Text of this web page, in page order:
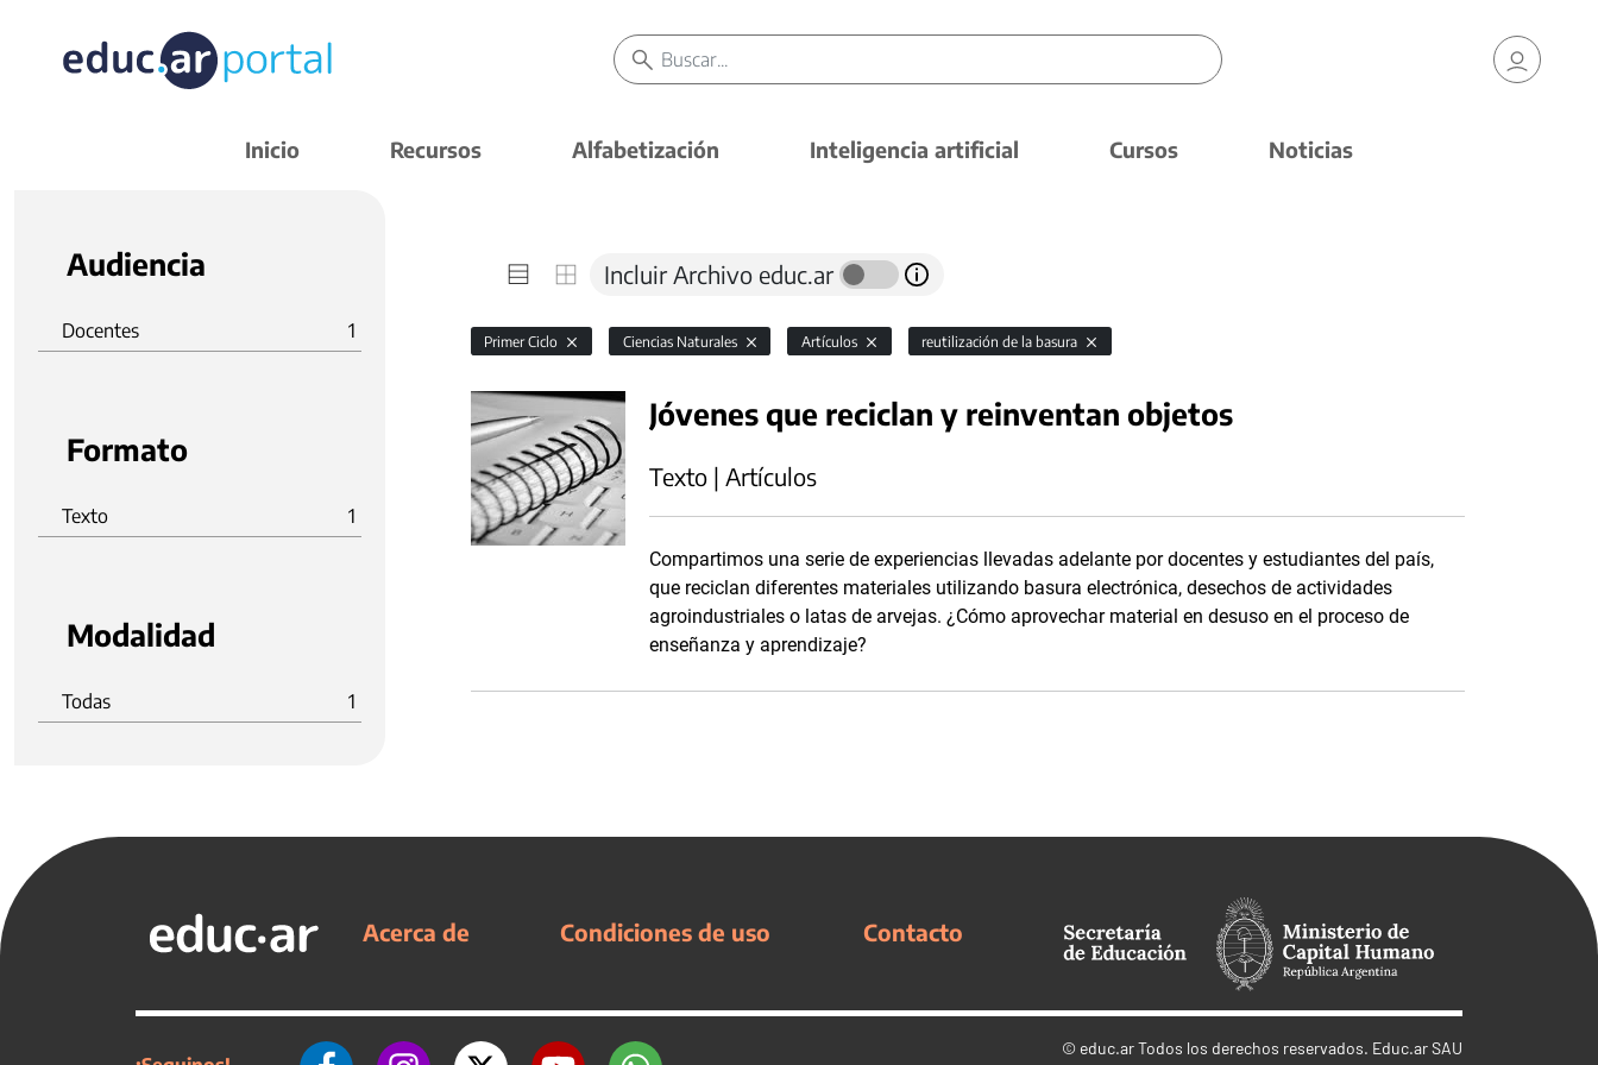
Inicio Recursos Alfabetización Inteligencia artificial Cursos Noticias
Audiencia
Docentes 1
Formato
Texto 1
Modalidad
Todas 1
Incluir Archivo educ.ar
Primer Ciclo Ciencias Naturales Artículos reutilización de la basura
Jóvenes que reciclan y reinventan objetos
Texto | Artículos
Compartimos una serie de experiencias llevadas adelante por docentes y estudiantes del país,
que reciclan diferentes materiales utilizando basura electrónica, desechos de actividades
agroindustriales o latas de arvejas. ¿Cómo aprovechar material en desuso en el proceso de
enseñanza y aprendizaje?
Acerca de Condiciones de uso Contacto
© educ.arTodos los derechos reservados. Educ.ar SAU